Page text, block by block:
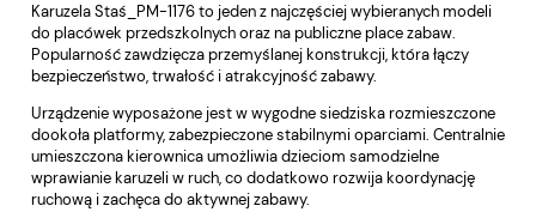
Karuzela Staś_PM-1176 to jeden z najczęściej wybieranych modeli
do placówek przedszkolnych oraz na publiczne place zabaw.
Popularność zawdzięcza przemyślanej konstrukcji, która łączy
bezpieczeństwo, trwałość i atrakcyjność zabawy.
Urządzenie wyposażone jest w wygodne siedziska rozmieszczone
dookoła platformy, zabezpieczone stabilnymi oparciami. Centralnie
umieszczona kierownica umożliwia dzieciom samodzielne
wprawianie karuzeli w ruch, co dodatkowo rozwija koordynację
ruchową i zachęca do aktywnej zabawy.